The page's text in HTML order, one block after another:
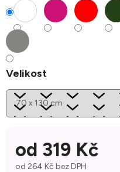
Velikost
od 319 Kč
od 264 Kč bez DPH